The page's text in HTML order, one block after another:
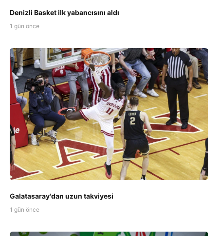
Denizli Basket ilk yabancısını aldı
1 gün önce
Galatasaray'dan uzun takviyesi
1 gün önce